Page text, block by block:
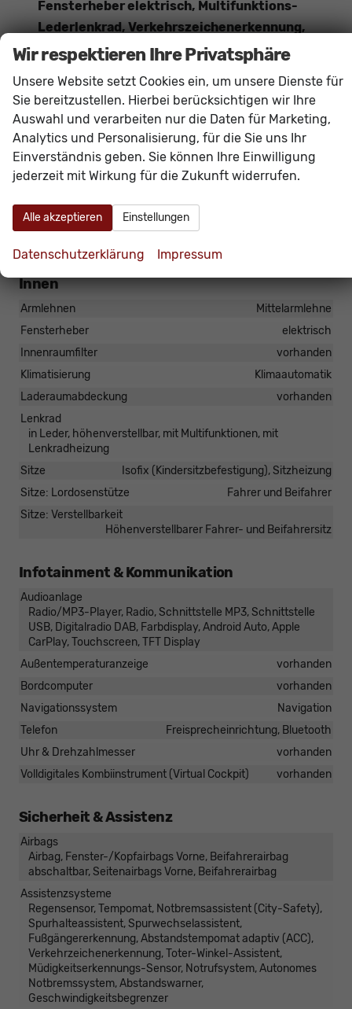
Fensterheber elektrisch, Multifunktions-
Lederlenkrad, Verkehrszeichenerkennung,
Zentralverriegelung mit Funkfernbedienung
über Smartphone-Apps wie Google Maps oder
Apple Karten möglich)
Das Fahrzeug verfügt über kein fest verbautes
Navigationssystem. DurchApple CarPlay /
Android Autoist jedoch eineNavigationüber
oder Apple Karten) über den
Innen
Armlehnen
Mittelarmlehne
Fensterheber
elektrisch
Innenraumfilter
vorhanden
Klimatisierung
Klimaautomatik
Laderaumabdeckung
vorhanden
Lenkrad
in Leder, höhenverstellbar, mit Multifunktionen, mit
Lenkradheizung
Sitze
Isofix (Kindersitzbefestigung), Sitzheizung
Sitze: Lordosenstütze
Fahrer und Beifahrer
Sitze: Verstellbarkeit
Höhenverstellbarer Fahrer- und Beifahrersitz
Infotainment & Kommunikation
Audioanlage
Radio/MP3-Player, Radio, Schnittstelle MP3, Schnittstelle
USB, Digitalradio DAB, Farbdisplay, Android Auto, Apple
CarPlay, Touchscreen, TFT Display
Außentemperaturanzeige
vorhanden
Bordcomputer
vorhanden
Navigationssystem
Navigation
Telefon
Freisprecheinrichtung, Bluetooth
Uhr & Drehzahlmesser
vorhanden
Volldigitales Kombiinstrument (Virtual Cockpit)
vorhanden
Sicherheit & Assistenz
Airbags
Airbag, Fenster-/Kopfairbags Vorne, Beifahrerairbag
abschaltbar, Seitenairbags Vorne, Beifahrerairbag
Assistenzsysteme
Regensensor, Tempomat, Notbremsassistent (City-Safety),
Spurhalteassistent, Spurwechselassistent,
Fußgängererkennung, Abstandstempomat adaptiv (ACC),
Verkehrzeichenerkennung, Toter-Winkel-Assistent,
Müdigkeitserkennungs-Sensor, Notrufsystem, Autonomes
Notbremssystem, Abstandswarner,
Geschwindigkeitsbegrenzer
Wir respektieren Ihre Privatsphäre
Unsere Website setzt Cookies ein, um unsere Dienste für
Sie bereitzustellen. Hierbei berücksichtigen wir Ihre
Auswahl und verarbeiten nur die Daten für Marketing,
Analytics und Personalisierung, für die Sie uns Ihr
Einverständnis geben. Sie können Ihre Einwilligung
jederzeit mit Wirkung für die Zukunft widerrufen.
Alle akzeptieren Einstellungen
Datenschutzerklärung Impressum